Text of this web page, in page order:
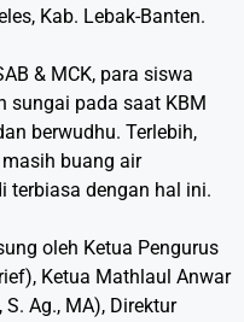
Kab. Lebak-Banten.
& MCK, para siswa
sungai pada saat KBM
berwudhu. Terlebih,
buang air
terbiasa dengan hal ini.
oleh Ketua Pengurus
Ketua Mathlaul Anwar
Ag., MA), Direktur